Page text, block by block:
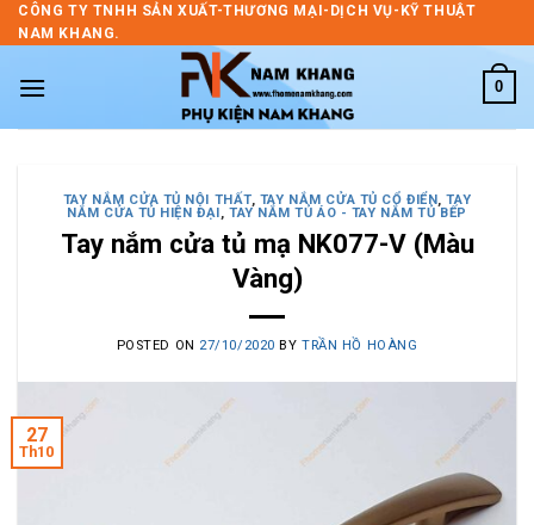
Skip
to
CÔNG TY TNHH SẢN XUẤT-THƯƠNG MẠI-DỊCH VỤ-KỸ THUẬT
NAM KHANG.
0
TAY NẮM CỬA TỦ NỘI THẤT, TAY NẮM CỬA TỦ CỔ ĐIỂN,TAY
NẮM CỬA TỦ HIỆN ĐẠI, TAY NẮM TỦ ÁO - TAY NẮM TỦ BẾP
Tay nắm cửa tủ mạ NK077-V (Màu
Vàng)
POSTED ON 27/10/2020 BYTRẦN HỒ HOÀNG
27
Th10